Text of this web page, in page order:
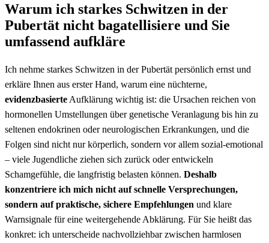
Warum ich ​starkes Schwitzen in der
Pubertät⁣ nicht⁣ bagatellisiere und⁣ Sie
umfassend aufkläre
Ich nehme starkes Schwitzen in der Pubertät‌ persönlich‌ ernst und
erkläre Ihnen aus⁤ erster Hand,‌ warum eine‍ nüchterne,
evidenzbasierte ⁣Aufklärung ⁤wichtig ist: die⁢ Ursachen reichen von
‌hormonellen Umstellungen über genetische​ Veranlagung bis hin ⁣zu⁤
seltenen⁢ endokrinen ⁣oder‍ neurologischen⁣ Erkrankungen, und die
Folgen sind ⁢nicht nur⁤ körperlich, sondern vor allem sozial-emotional
– viele Jugendliche ‌ziehen sich zurück oder entwickeln
Schamgefühle, die langfristig belasten können. Deshalb
konzentriere ich‍ mich nicht auf schnelle ‌Versprechungen,
sondern ⁤auf praktische,⁣ sichere ⁢Empfehlungen und klare
Warnsignale ⁣für eine⁢ weitergehende ⁤Abklärung. Für Sie heißt das
konkret: ich​ unterscheide nachvollziehbar⁢ zwischen harmlosen